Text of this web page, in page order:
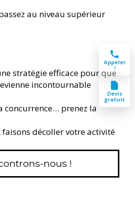
au niveau supérieur
stratégie efficace pour que
incontournable
concurrence… prenez la
faisons décoller votre activité
nous !
Appeler
!
Devis
gratuit